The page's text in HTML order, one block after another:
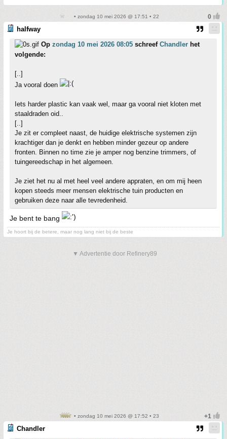
• zondag 10 mei 2026 @ 17:51 • 22
halfway
Op zondag 10 mei 2026 08:05 schreef Chandler het
volgende:
[..]
Ja vooral doen
Iets harder plastic kan vaak wel, maar ga vooral niet kloten met
staaldraden oid..
[..]
Je zit er compleet naast, de huidige elektrische systemen zijn
krachtiger dan je denkt en hebben minder gezeur op andere
fronten. Binnen no time zie je amper nog benzine trimmers, of
tuingereedschap in het algemeen.
Je ziet het nu al met heel veel andere appraten, en om mij heen
kopen steeds meer mensen elektrische tuin producten en
gebruiken deze naar alle tevredenheid.
Je bent te bang
Je hoort bij de betere, maar nog lang niet bij de beste
▼ Advertentie door Refinery89
• zondag 10 mei 2026 @ 17:52 • 23
Chandler